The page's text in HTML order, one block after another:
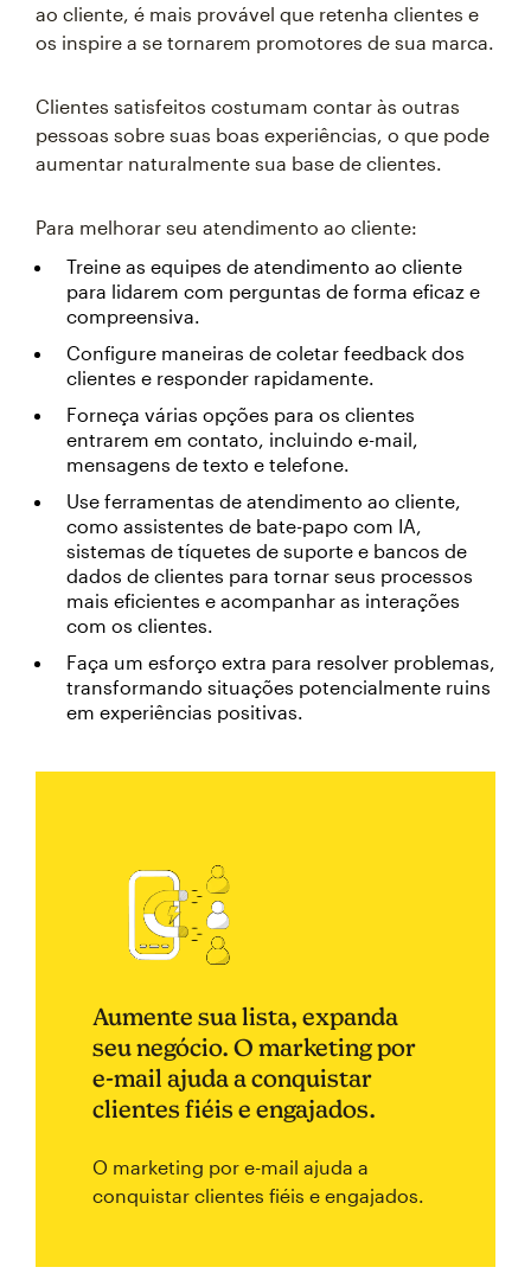
ao cliente, é mais provável que retenha clientes e
os inspire a se tornarem promotores de sua marca.
Clientes satisfeitos costumam contar às outras
pessoas sobre suas boas experiências, o que pode
aumentar naturalmente sua base de clientes.
Para melhorar seu atendimento ao cliente:
Treine as equipes de atendimento ao cliente
para lidarem com perguntas de forma eficaz e
compreensiva.
Configure maneiras de coletar feedback dos
clientes e responder rapidamente.
Forneça várias opções para os clientes
entrarem em contato, incluindo e-mail,
mensagens de texto e telefone.
Use ferramentas de atendimento ao cliente,
como assistentes de bate-papo com IA,
sistemas de tíquetes de suporte e bancos de
dados de clientes para tornar seus processos
mais eficientes e acompanhar as interações
com os clientes.
Faça um esforço extra para resolver problemas,
transformando situações potencialmente ruins
em experiências positivas.
Aumente sua lista, expanda
seu negócio. O marketing por
e-mail ajuda a conquistar
clientes fiéis e engajados.
O marketing por e-mail ajuda a
conquistar clientes fiéis e engajados.